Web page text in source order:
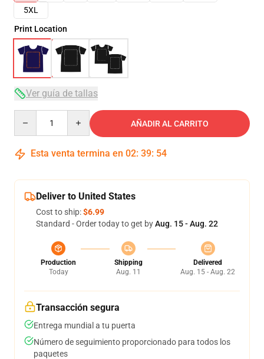
5XL
Print Location
Ver guía de tallas
AÑADIR AL CARRITO
Esta venta termina en 02: 39: 53
Deliver to United States
Cost to ship:$6.99
Standard - Order today to get byAug. 15 - Aug. 22
Production
Today
Shipping
Aug. 11
Delivered
Aug. 15 - Aug. 22
Transacción segura
Entrega mundial a tu puerta
Número de seguimiento proporcionado para todos los
paquetes